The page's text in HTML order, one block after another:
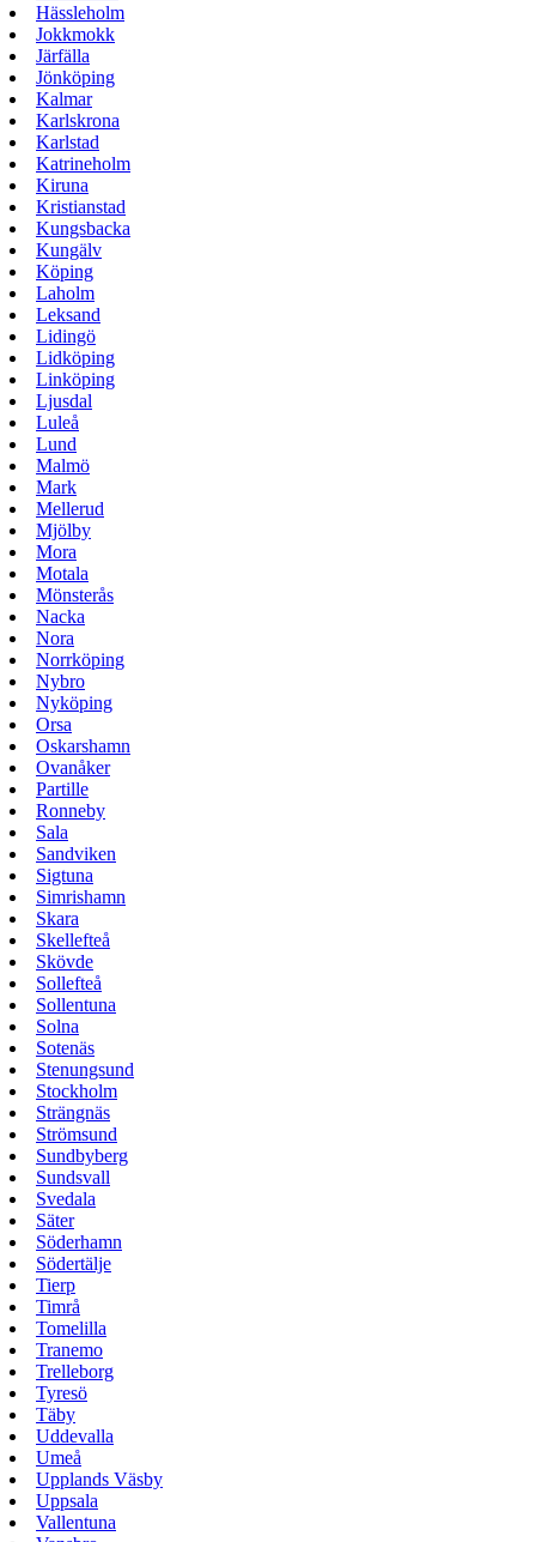
Hässleholm
Jokkmokk
Järfälla
Jönköping
Kalmar
Karlskrona
Karlstad
Katrineholm
Kiruna
Kristianstad
Kungsbacka
Kungälv
Köping
Laholm
Leksand
Lidingö
Lidköping
Linköping
Ljusdal
Luleå
Lund
Malmö
Mark
Mellerud
Mjölby
Mora
Motala
Mönsterås
Nacka
Nora
Norrköping
Nybro
Nyköping
Orsa
Oskarshamn
Ovanåker
Partille
Ronneby
Sala
Sandviken
Sigtuna
Simrishamn
Skara
Skellefteå
Skövde
Sollefteå
Sollentuna
Solna
Sotenäs
Stenungsund
Stockholm
Strängnäs
Strömsund
Sundbyberg
Sundsvall
Svedala
Säter
Söderhamn
Södertälje
Tierp
Timrå
Tomelilla
Tranemo
Trelleborg
Tyresö
Täby
Uddevalla
Umeå
Upplands Väsby
Uppsala
Vallentuna